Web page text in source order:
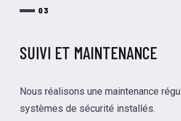
03
SUIVI ET MAINTENANCE
Nous réalisons une maintenance
systèmes de sécurité installés.